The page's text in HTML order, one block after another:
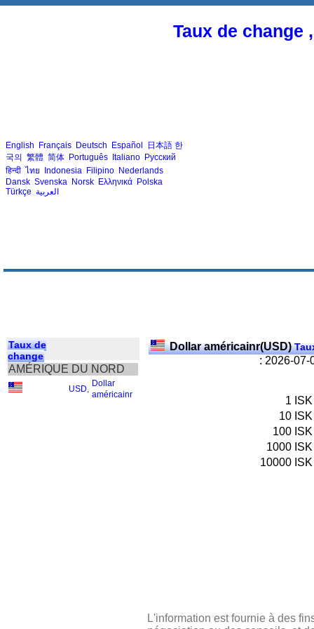
Taux de change
English Français Deutsch Español 日本語 한
국의 繁體 简体 Português Italiano Русский
हिन्दी ไทย Indonesia Filipino Nederlands
Dansk Svenska Norsk Ελληνικά Polska
Türkçe العربية
Taux de
change
AMÉRIQUE DU NORD
USD
Dollar
américainr
Dollar américainr(USD)
: 2026-07-
1 ISK
10 ISK
100 ISK
1000 ISK
10000 ISK
L'information est fournie à des